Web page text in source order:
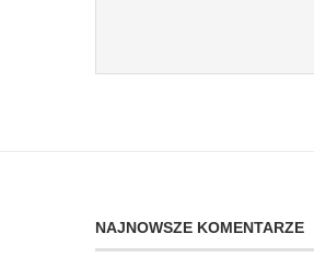
NAJNOWSZE KOMENTARZE